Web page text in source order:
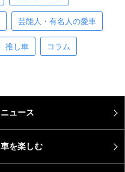
芸能人・有名人の愛車
推し車 コラム
ニュース
車を楽しむ